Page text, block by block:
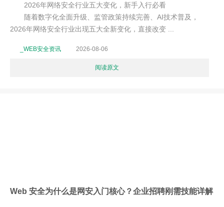
2026年网络安全行业五大变化，新手入行必看
随着数字化全面升级、监管政策持续完善、AI技术普及，
2026年网络安全行业出现五大全新变化，直接改变 ...
_WEB安全资讯 2026-08-06
阅读原文
Web 安全为什么是网安入门核心？企业招聘刚需技能详解